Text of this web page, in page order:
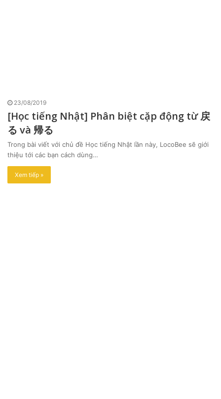
23/08/2019
[Học tiếng Nhật] Phân biệt cặp động từ 戻
る và 帰る
Trong bài viết với chủ đề Học tiếng Nhật lần này, LocoBee sẽ giới
thiệu tới các bạn cách dùng…
Xem tiếp »